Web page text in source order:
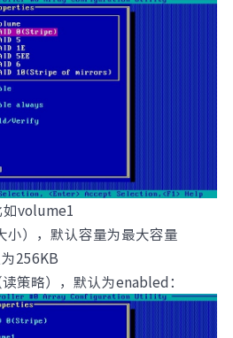
volume1
小），默认容量为最大容量
256KB
策略），默认为enabled：